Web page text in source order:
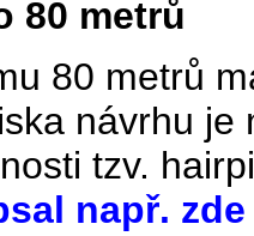
80 metrů
80 metrů
návrhu je
tzv.
např. zde